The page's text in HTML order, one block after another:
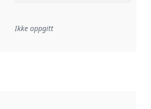
Referanse til en implementasjonsregel
Ikke oppgitt